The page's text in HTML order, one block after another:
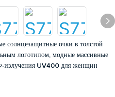
солнцезащитные очки в толстой
логотипом, модные массивные
излучения UV400 для женщин